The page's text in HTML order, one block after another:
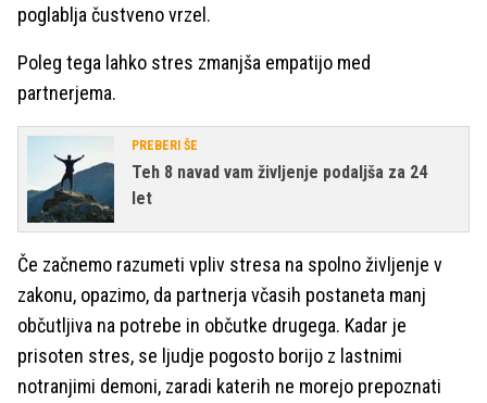
poglablja čustveno vrzel.
Poleg tega lahko stres zmanjša empatijo med
partnerjema.
PREBERI ŠE
Teh 8 navad vam življenje podaljša za 24
let
Če začnemo razumeti vpliv stresa na spolno življenje v
zakonu, opazimo, da partnerja včasih postaneta manj
občutljiva na potrebe in občutke drugega. Kadar je
prisoten stres, se ljudje pogosto borijo z lastnimi
notranjimi demoni, zaradi katerih ne morejo prepoznati